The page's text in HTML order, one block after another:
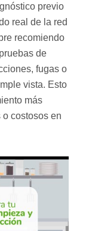
previo
real de la red
recomiendo
de
fugas o
vista. Esto
más
costosos en